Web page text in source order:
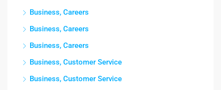
Business, Careers
Business, Careers
Business, Careers
Business, Customer Service
Business, Customer Service